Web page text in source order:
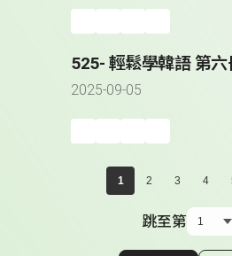
525- 輕鬆學韓語 第
2025-09-05
1 2 3 4
跳至第